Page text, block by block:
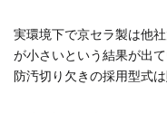
実環境下で京セラ製は他
が小さいという結果が出て
防汚切り欠きの採用型式